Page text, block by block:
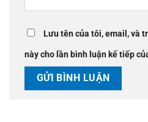
Lưu tên của tôi, email, và
này cho lần bình luận kế tiếp